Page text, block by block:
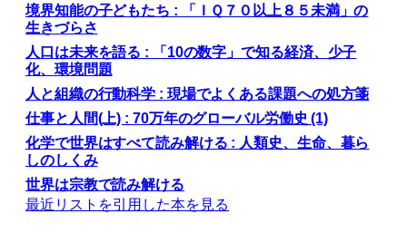
境界知能の子どもたち : 「ＩＱ７０以上８５未満」の
生きづらさ
人口は未来を語る : 「10の数字」で知る経済、少子
化、環境問題
人と組織の行動科学 : 現場でよくある課題への処方箋
仕事と人間(上) : 70万年のグローバル労働史 (1)
化学で世界はすべて読み解ける : 人類史、生命、暮ら
しのしくみ
世界は宗教で読み解ける
最近リストを引用した本を見る